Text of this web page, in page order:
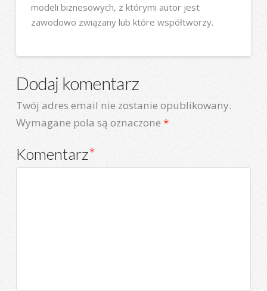
modeli biznesowych, z którymi autor jest
zawodowo związany lub które współtworzy.
Dodaj komentarz
Twój adres email nie zostanie opublikowany.
Wymagane pola są oznaczone *
Komentarz*